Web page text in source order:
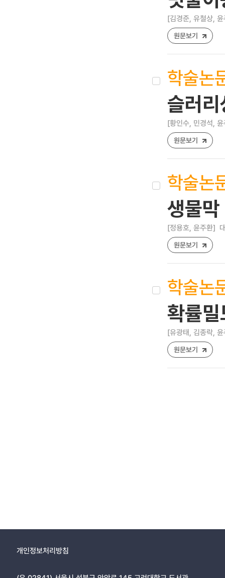
[김경준, 유철상,
원문보기
학술논
슬러
[황인수, 민경석,
원문보기
학술논
생물
[정용호, 윤주환]
원문보기
학술논
확률
[유광태, 김종락,
원문보기
개인정보처리방침